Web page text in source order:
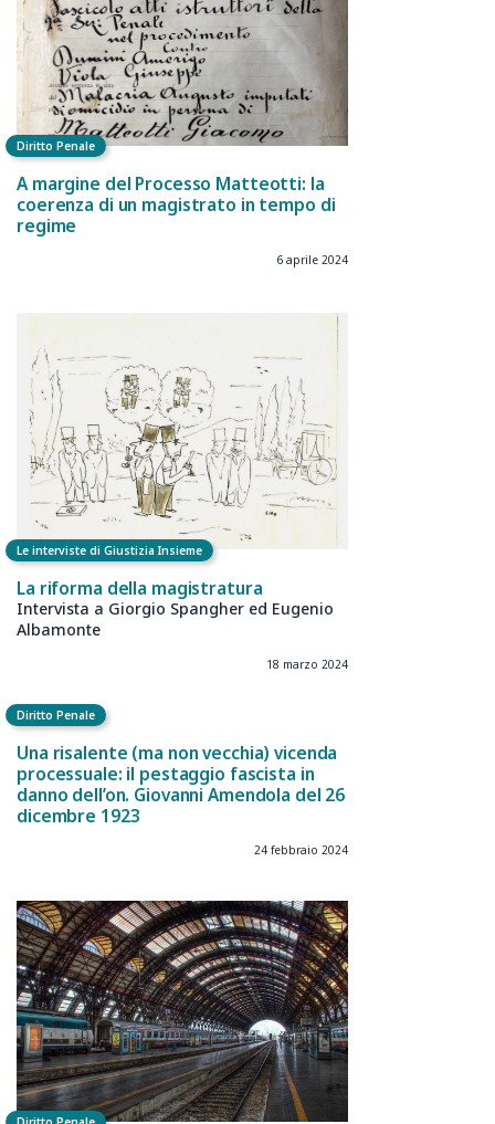
Diritto Penale
A margine del Processo Matteotti: la
coerenza di un magistrato in tempo di
regime
6 aprile 2024
Le interviste di Giustizia Insieme
La riforma della magistratura
Intervista a Giorgio Spangher ed Eugenio
Albamonte
18 marzo 2024
Diritto Penale
Una risalente (ma non vecchia) vicenda
processuale: il pestaggio fascista in
danno dell’on. Giovanni Amendola del 26
dicembre 1923
24 febbraio 2024